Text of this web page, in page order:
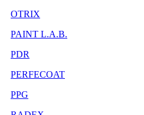
OTRIX
PAINT L.A.B.
PDR
PERFECOAT
PPG